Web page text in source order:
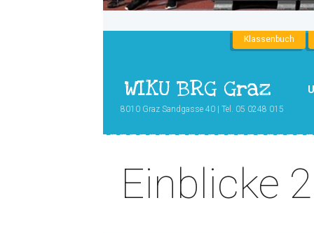
Klassenbuch
WIKU BRG Graz
8010 Graz Sandgasse 40 | Tel. 05 0248 015
Einblicke